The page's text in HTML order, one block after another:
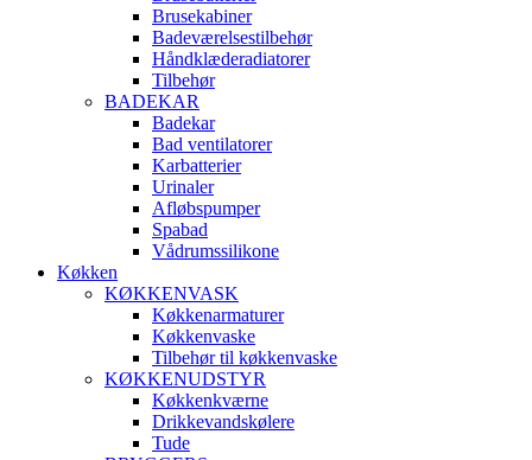
Brusekabiner
Badeværelsestilbehør
Håndklæderadiatorer
Tilbehør
BADEKAR
Badekar
Bad ventilatorer
Karbatterier
Urinaler
Afløbspumper
Spabad
Vådrumssilikone
Køkken
KØKKENVASK
Køkkenarmaturer
Køkkenvaske
Tilbehør til køkkenvaske
KØKKENUDSTYR
Køkkenkværne
Drikkevandskølere
Tude